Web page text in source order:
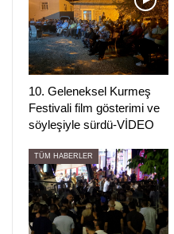
10. Geleneksel Kurmeş
Festivali film gösterimi ve
söyleşiyle sürdü-VİDEO
TÜM HABERLER